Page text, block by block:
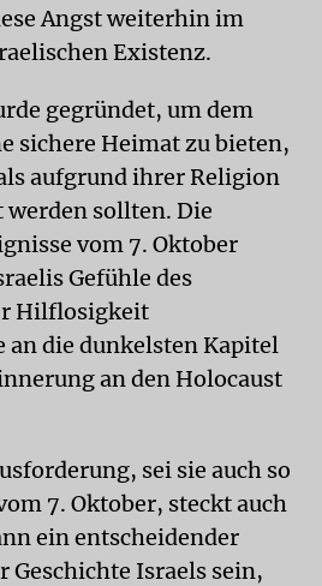
Angst weiterhin im
Existenz.
gegründet, um dem
sichere Heimat zu bieten,
aufgrund ihrer Religion
sollten. Die
vom 7. Oktober
Gefühle des
Hilflosigkeit
die dunkelsten Kapitel
an den Holocaust
sei sie auch so
7. Oktober, steckt auch
ein entscheidender
Geschichte Israels sein,